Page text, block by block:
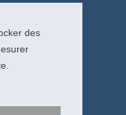
des